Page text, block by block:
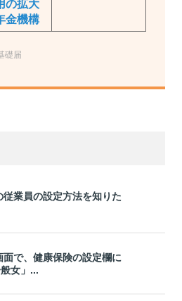
の拡大
金機構
礎届
業員の設定方法を知りた
で、健康保険の設定欄に
女」...